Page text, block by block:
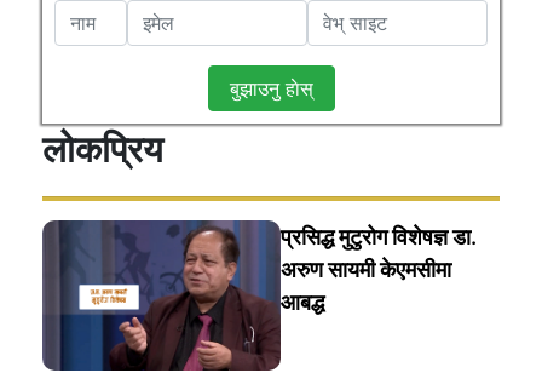
बुझाउनु हाेस्
लोकप्रिय
प्रसिद्ध मुटुरोग विशेषज्ञ डा.
अरुण सायमी केएमसीमा
आबद्ध